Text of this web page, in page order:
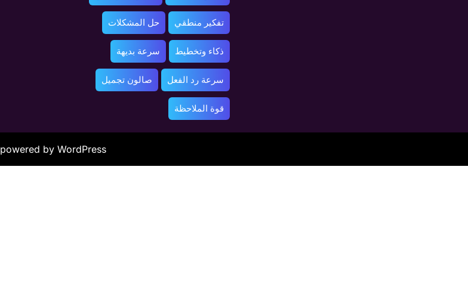
تفكير منطقي حل المشكلات
ذكاء وتخطيط سرعة بديهة
سرعة رد الفعل صالون تجميل
قوة الملاحظة
powered by WordPress